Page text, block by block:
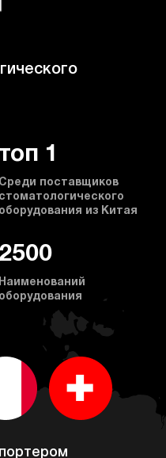
топ 1
Среди поставщиков
стоматологического
оборудования из Китая
2500
Наименований
оборудования